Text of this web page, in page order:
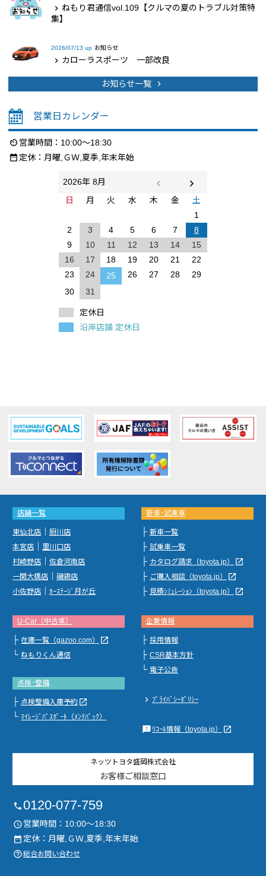
chevron_right ねもり君通信vol.109【クルマの夏のトラブル対策特
集】
2026/07/13 up お知らせ
chevron_right カローラスポーツ 一部改良
お知らせ一覧 chevron_right
営業日カレンダー
av_timer 営業時間：10:00～18:30
date_range 定休：月曜,ＧＷ,夏季,年末年始
2026年 8月
日
月 火 水 木 金
土
1
2
3 4 5 6 7
8
9
10 11 12 13 14
15
16
17 18 19 20 21
22
23
24 25 26 27 28
29
30
31
定休日
沿岸店舗 定休日
店舗一覧
東仙北店
厨川店
本宮店
里川口店
村崎野店
佐倉河南店
一関大橋店
磯鶏店
小佐野店
ｶｰｽﾃｰｼﾞ月が丘
新車･試乗車
├ 新車一覧
├ 試乗車一覧
├ カタログ請求（toyota.jp）
launch
├ ご購入相談（toyota.jp）
launch
├ 見積ｼﾐｭﾚｰｼｮﾝ（toyota.jp） launch
U-Car（中古車）
├ 在庫一覧（gazoo.com）
launch
└ ねもりくん通信
点検･整備
├ 点検整備入庫予約 launch
└ ﾏｲﾚｰｼﾞﾊﾟｽﾎﾟｰﾄ（ﾒﾝﾃﾊﾟｯｸ）
企業情報
├ 採用情報
├ CSR基本方針
└ 電子公告
chevron_right ﾌﾟﾗｲﾊﾞｼｰﾎﾟﾘｼｰ
feedback ﾘｺｰﾙ情報（toyota.jp） launch
ネッツトヨタ盛岡株式会社
お客様ご相談窓口
phone0120-077-759
access_time営業時間：10:00～18:30
date_range 定休：月曜,ＧＷ,夏季,年末年始
help_outline総合お問い合わせ